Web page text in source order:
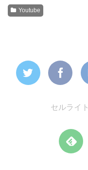
Youtube
セルライ